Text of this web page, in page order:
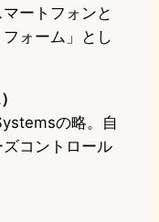
ートフォンと
ォーム」とし
の略。自
コントロール